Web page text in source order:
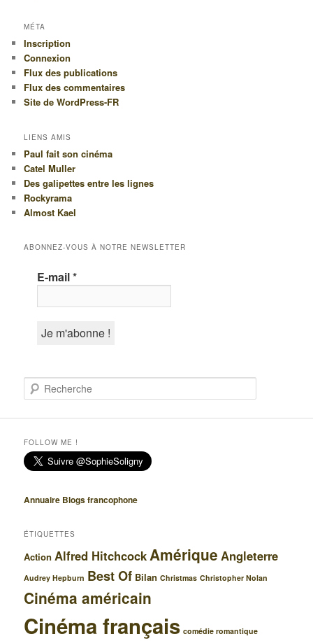
MÉTA
Inscription
Connexion
Flux des publications
Flux des commentaires
Site de WordPress-FR
LIENS AMIS
Paul fait son cinéma
Catel Muller
Des galipettes entre les lignes
Rockyrama
Almost Kael
ABONNEZ-VOUS À NOTRE NEWSLETTER
E-mail*
e
e
c
FOLLOW ME !
Annuaire Blogs francophone
ÉTIQUETTES
Action Alfred Hitchcock Amérique Angleterre
Audrey Hepburn Best Of Bilan Christmas Christopher Nolan
Cinéma américain
Cinéma français comédie romantique